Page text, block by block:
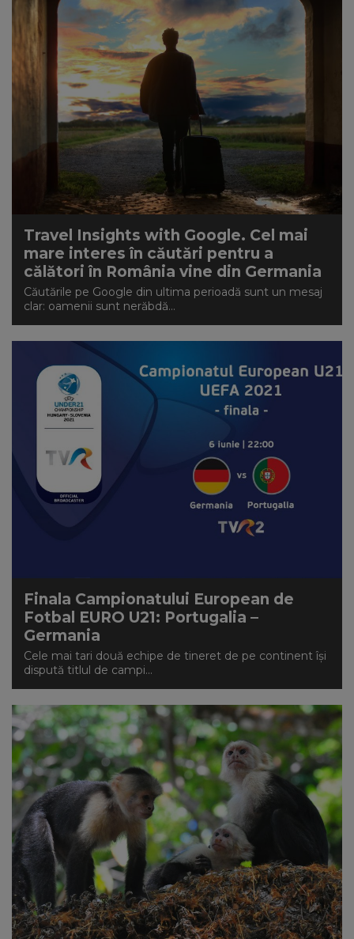
Travel Insights with Google. Cel mai
mare interes în căutări pentru a
călători în România vine din Germania
Căutările pe Google din ultima perioadă sunt un mesaj
clar: oamenii sunt nerăbdă...
Finala Campionatului European de
Fotbal EURO U21: Portugalia –
Germania
Cele mai tari două echipe de tineret de pe continent își
dispută titlul de campi...